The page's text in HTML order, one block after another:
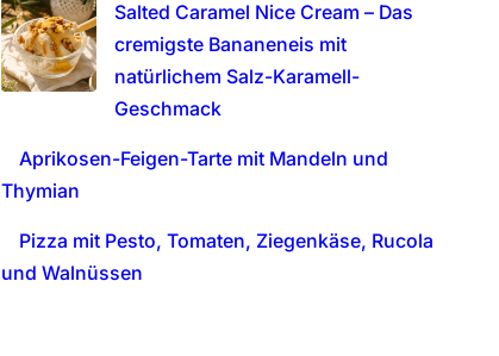
Salted Caramel Nice Cream – Das
cremigste Bananeneis mit
natürlichem Salz-Karamell-
Geschmack
Aprikosen-Feigen-Tarte mit Mandeln und
Thymian
Pizza mit Pesto, Tomaten, Ziegenkäse, Rucola
und Walnüssen